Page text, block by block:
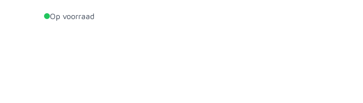
Op voorraad